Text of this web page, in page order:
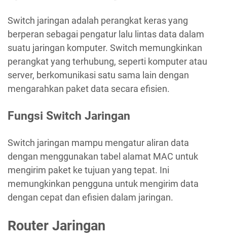
Switch jaringan adalah perangkat keras yang
berperan sebagai pengatur lalu lintas data dalam
suatu jaringan komputer. Switch memungkinkan
perangkat yang terhubung, seperti komputer atau
server, berkomunikasi satu sama lain dengan
mengarahkan paket data secara efisien.
Fungsi Switch Jaringan
Switch jaringan mampu mengatur aliran data
dengan menggunakan tabel alamat MAC untuk
mengirim paket ke tujuan yang tepat. Ini
memungkinkan pengguna untuk mengirim data
dengan cepat dan efisien dalam jaringan.
Router Jaringan